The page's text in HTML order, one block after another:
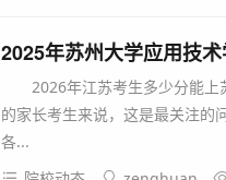
2025年苏州大学应用技
2026年江苏考生多少分能上
的家长考生来说，这是最关注的
各...